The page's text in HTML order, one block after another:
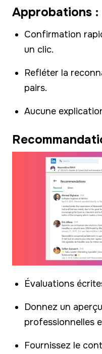
Approbations :
Confirmation
un clic.
Refléter la
pairs.
Aucune
Évaluations
Donnez un
professionnelles
Fournissez le